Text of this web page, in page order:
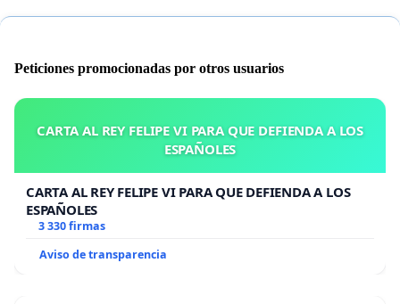
Peticiones promocionadas por otros usuarios
CARTA AL REY FELIPE VI PARA QUE DEFIENDA A LOS
ESPAÑOLES
CARTA AL REY FELIPE VI PARA QUE DEFIENDA A LOS
ESPAÑOLES
3 330 firmas
Aviso de transparencia